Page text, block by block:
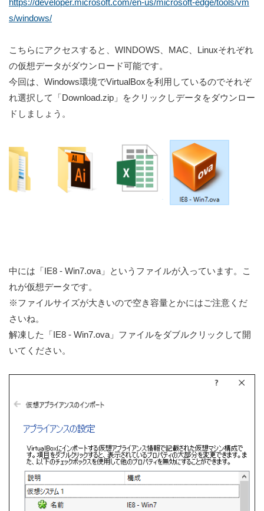
s/windows/
こちらにアクセスすると、WINDOWS、MAC、Linuxそれぞれ
の仮想データがダウンロード可能です。
今回は、Windows環境でVirtualBoxを利用しているのでそれぞ
れ選択して「Download.zip」をクリックしデータをダウンロー
ドしましょう。
中には「IE8 - Win7.ova」というファイルが入っています。こ
れが仮想データです。
※ファイルサイズが大きいので空き容量とかにはご注意くだ
さいね。
解凍した「IE8 - Win7.ova」ファイルをダブルクリックして開
いてください。